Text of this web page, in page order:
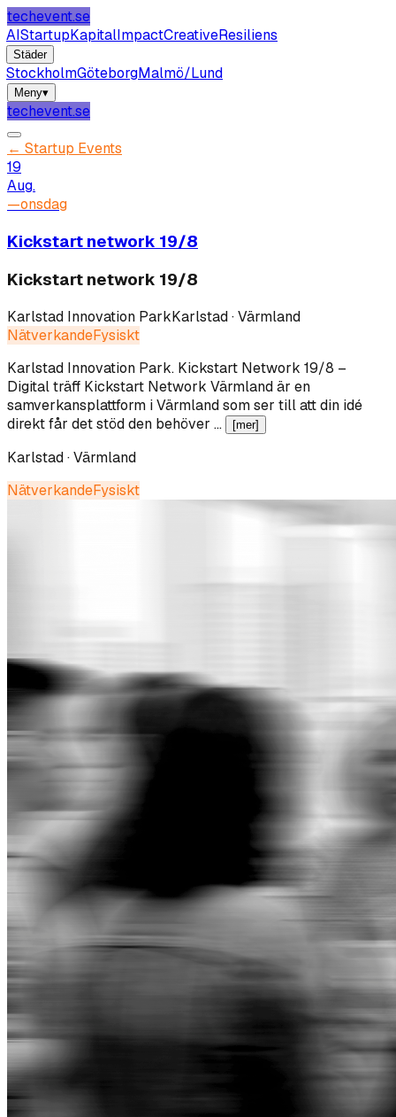
techevent.se
AIStartupKapitalImpactCreativeResiliens
Städer
StockholmGöteborgMalmö/Lund
Meny▾
techevent.se
← Startup Events
19
Aug.
—onsdag
Kickstart network 19/8
Kickstart network 19/8
Karlstad Innovation ParkKarlstad · Värmland
NätverkandeFysiskt
Karlstad Innovation Park. Kickstart Network 19/8 –
Digital träff Kickstart Network Värmland är en
samverkansplattform i Värmland som ser till att din idé
direkt får det stöd den behöver …
[mer]
Karlstad · Värmland
NätverkandeFysiskt